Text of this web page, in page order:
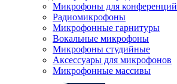
Микрофоны для конференций
Радиомикрофоны
Микрофонные гарнитуры
Вокальные микрофоны
Микрофоны студийные
Аксессуары для микрофонов
Микрофонные массивы